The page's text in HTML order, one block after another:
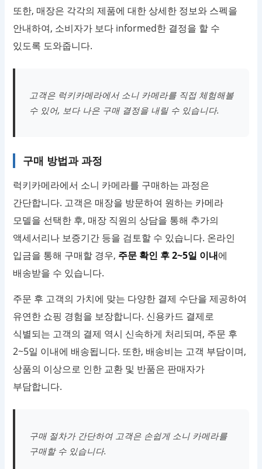
또한, 매장은 각각의 제품에 대한 상세한 정보와 스펙을
안내하여, 소비자가 보다 informed한 결정을 할 수
있도록 도와줍니다.
고객은 럭키카메라에서 소니 카메라를 직접 체험해볼
수 있어, 보다 나은 구매 결정을 내릴 수 있습니다.
구매 방법과 과정
럭키카메라에서 소니 카메라를 구매하는 과정은
간단합니다. 고객은 매장을 방문하여 원하는 카메라
모델을 선택한 후, 매장 직원의 상담을 통해 추가의
액세서리나 보증기간 등을 검토할 수 있습니다. 온라인
입금을 통해 구매할 경우, 주문 확인 후 2~5일 이내에
배송받을 수 있습니다.
주문 후 고객의 가치에 맞는 다양한 결제 수단을 제공하여
유연한 쇼핑 경험을 보장합니다. 신용카드 결제로
식별되는 고객의 결제 역시 신속하게 처리되며, 주문 후
2~5일 이내에 배송됩니다. 또한, 배송비는 고객 부담이며,
상품의 이상으로 인한 교환 및 반품은 판매자가
부담합니다.
구매 절차가 간단하여 고객은 손쉽게 소니 카메라를
구매할 수 있습니다.